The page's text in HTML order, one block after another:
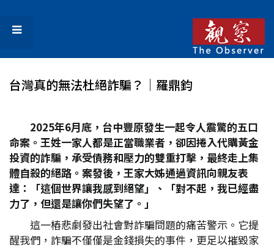
台灣真的無法杜絕詐騙？│羅鼎鈞
2025年6月底，台中豐原發生一起令人震驚的五口
命案。王姓一家人都是正當職業者，卻因捲入代購黃金
投資的詐騙，承受債務和壓力的雙重打擊，最終走上集
體自殺的絕路。案發後，王家大姊通過資訊向親友表
達：「這個世界讓我感到絕望」、「對不起，我已經盡
力了，但還是讓你們失望了。」
這一樁悲劇發出社會對詐騙問題的痛苦警示。它提
醒我們，詐騙不僅僅是金錢損失的事件，更足以摧毀家